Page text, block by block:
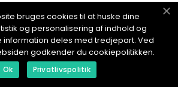
bruges cookies til at huske dine
og personalisering af indhold og
information deles med tredjepart. Ved
godkender du cookiepolitikken.
Ok Privatlivspolitik